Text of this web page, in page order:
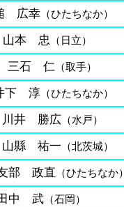
広幸（ひたちなか）
本 忠 （日立）
三石 仁 （取手）
下 淳（ひたちなか）
井 勝広 （水戸）
縣 祐一 （北茨城）
部 政直 （ひたちなか
中 武 （石岡）